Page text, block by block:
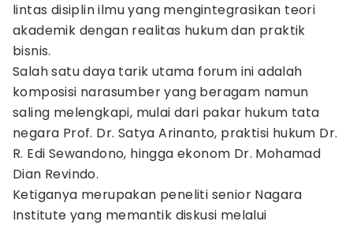
lintas disiplin ilmu yang mengintegrasikan teori
akademik dengan realitas hukum dan praktik
bisnis.
Salah satu daya tarik utama forum ini adalah
komposisi narasumber yang beragam namun
saling melengkapi, mulai dari pakar hukum tata
negara Prof. Dr. Satya Arinanto, praktisi hukum Dr.
R. Edi Sewandono, hingga ekonom Dr. Mohamad
Dian Revindo.
Ketiganya merupakan peneliti senior Nagara
Institute yang memantik diskusi melalui